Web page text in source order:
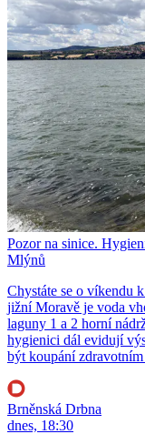
Pozor na sinice.
Mlýnů
Chystáte se o víkendu
jižní Moravě je voda
laguny 1 a 2 horní
hygienici dál evidují
být koupání
Brněnská Drbna
dnes, 18:30